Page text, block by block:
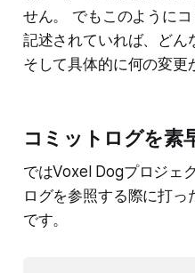
せん。 でもこのように
記述されていれば、どん
そして具体的に何の変更
コミットログを素
ではVoxel Dogプロジェ
ログを参照する際に打っ
です。